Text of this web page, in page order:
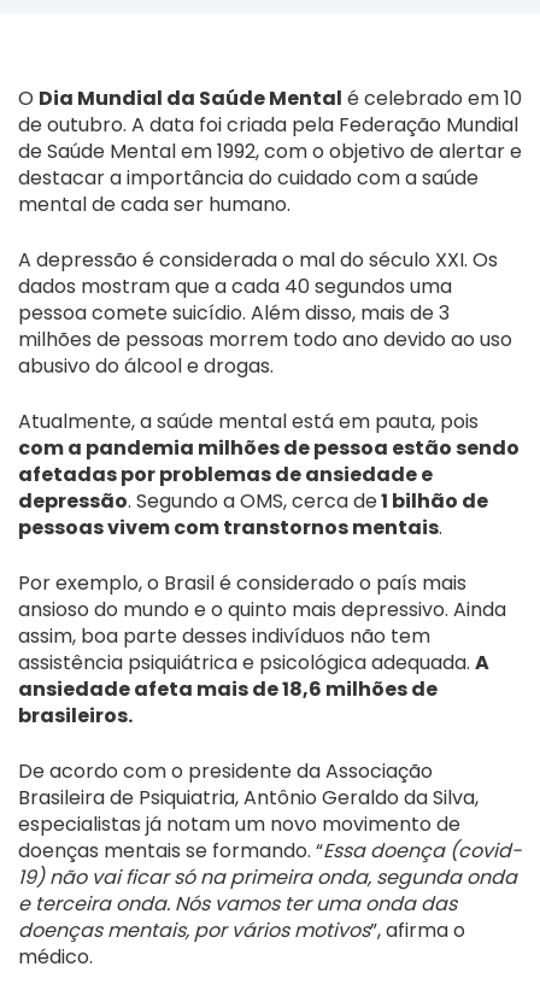
O Dia Mundial da Saúde Mental é celebrado em 10
de outubro. A data foi criada pela Federação Mundial
de Saúde Mental em 1992, com o objetivo de alertar e
destacar a importância do cuidado com a saúde
mental de cada ser humano.
A depressão é considerada o mal do século XXI. Os
dados mostram que a cada 40 segundos uma
pessoa comete suicídio. Além disso, mais de 3
milhões de pessoas morrem todo ano devido ao uso
abusivo do álcool e drogas.
Atualmente, a saúde mental está em pauta, pois
com a pandemia milhões de pessoa estão sendo
afetadas por problemas de ansiedade e
depressão. Segundo a OMS, cerca de1 bilhão de
pessoas vivem com transtornos mentais.
Por exemplo, o Brasil é considerado o país mais
ansioso do mundo e o quinto mais depressivo. Ainda
assim, boa parte desses indivíduos não tem
assistência psiquiátrica e psicológica adequada. A
ansiedade afeta mais de 18,6 milhões de
brasileiros.
De acordo com o presidente da Associação
Brasileira de Psiquiatria, Antônio Geraldo da Silva,
especialistas já notam um novo movimento de
doenças mentais se formando. “Essa doença (covid-
19) não vai ficar só na primeira onda, segunda onda
e terceira onda. Nós vamos ter uma onda das
doenças mentais, por vários motivos”, afirma o
médico.